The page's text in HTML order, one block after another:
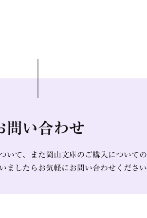
問い合わせ
いて、また岡山文庫のご購入についての
ましたらお気軽にお問い合わせくださ